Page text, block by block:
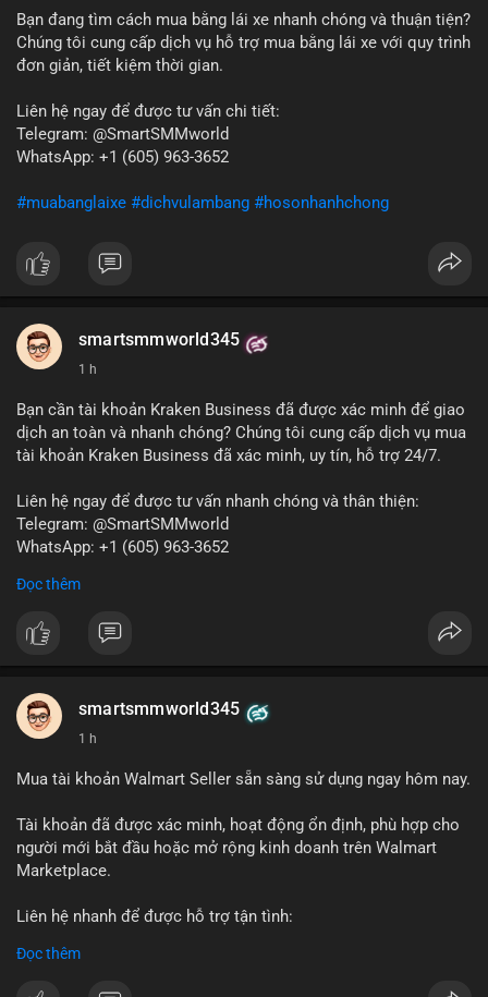
bán ngắn hạn có thể xuất hiện, gây biến động giá. Ngược lại,
nếu chuyển sang ví lạnh, tín hiệu này cho thấy niềm tin nắm giữ
của nhà đầu tư lớn vẫn còn vững chắc.
Lời khuyên cho nhà đầu tư nhỏ lẻ: Theo dõi sát các giao dịch
tiếp theo từ địa chỉ này để xác định điểm đến của dòng tiền.
Tránh hành động theo cảm xúc; hãy dựa trên dữ liệu xác nhận
tăng.
Bạn đang tìm cách mua bằng lái xe nhanh chóng và thuận tiện?
Chúng tôi cung cấp dịch vụ hỗ trợ mua bằng lái xe với quy trình
đơn giản, tiết kiệm thời gian.
Liên hệ ngay để được tư vấn chi tiết:
Telegram: @SmartSMMworld
WhatsApp: +1 (605) 963-3652
#muabanglaixe #dichvulambang #hosonhanhchong
smartsmmworld345
1 h
Bạn cần tài khoản Kraken Business đã được xác minh để giao
dịch an toàn và nhanh chóng? Chúng tôi cung cấp dịch vụ mua
tài khoản Kraken Business đã xác minh, uy tín, hỗ trợ 24/7.
Liên hệ ngay để được tư vấn nhanh chóng và thân thiện:
Telegram: @SmartSMMworld
WhatsApp: +1 (605) 963-3652
#buyverifiedkrakenbusinessaccounts
Đọc thêm
smartsmmworld345
1 h
Mua tài khoản Walmart Seller sẵn sàng sử dụng ngay hôm nay.
Tài khoản đã được xác minh, hoạt động ổn định, phù hợp cho
người mới bắt đầu hoặc mở rộng kinh doanh trên Walmart
Marketplace.
Liên hệ nhanh để được hỗ trợ tận tình:
WhatsApp: +1 (605) 963-3652
Đọc thêm